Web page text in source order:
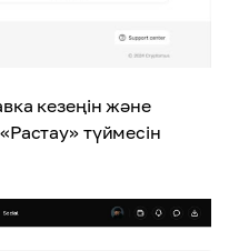
кезеңін және
түймесін